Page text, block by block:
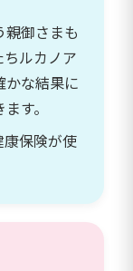
親御さまも
ルカノア
かな結果に
す。
康保険が使